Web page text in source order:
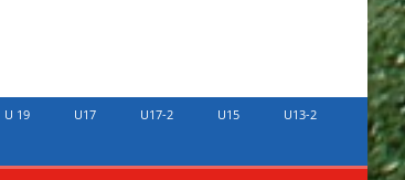
U 19 U17 U17-2 U15 U13-2